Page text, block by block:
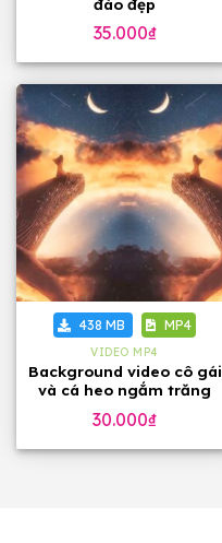
35.000₫
438 MB MP4
VIDEO MP4
Background video cô gái
và cá heo ngắm trăng
30.000₫